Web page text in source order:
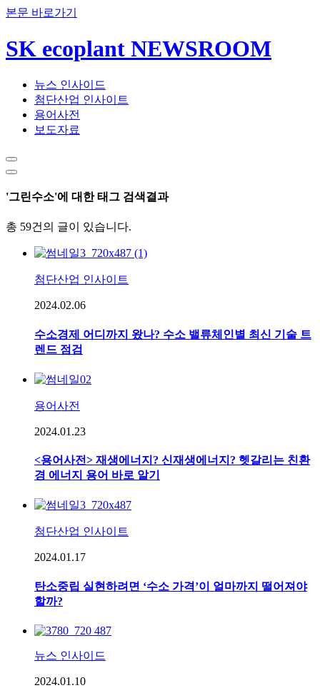
본문 바로가기
SK ecoplant NEWSROOM
뉴스 인사이드
첨단산업 인사이트
용어사전
보도자료
'그린수소'에 대한 태그 검색결과
총 59건의 글이 있습니다.
첨단산업 인사이트
2024.02.06
수소경제 어디까지 왔나? 수소 밸류체인별 최신 기술 트
렌드 점검
용어사전
2024.01.23
<용어사전> 재생에너지? 신재생에너지? 헷갈리는 친환
경 에너지 용어 바로 알기
첨단산업 인사이트
2024.01.17
탄소중립 실현하려면 ‘수소 가격’이 얼마까지 떨어져야
할까?
뉴스 인사이드
2024.01.10